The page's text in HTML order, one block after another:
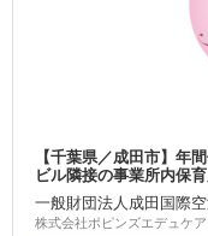
【千葉県／成田市】年
ビル隣接の事業所内保
一般財団法人成田国際
株式会社ポピンズエデュケア